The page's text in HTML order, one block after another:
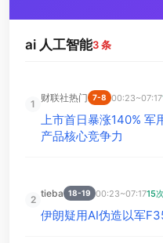
ai 人工智能3 条
1
财联社热门 7-8 00:23~07:17
上市首日暴涨140% 军
产品核心竞争力
2
tieba 18-19 00:23~07:1715次
伊朗疑用AI伪造以军